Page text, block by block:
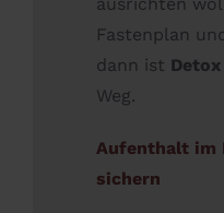
Fastenplan
dann ist
Weg.
Aufenthalt im
sichern